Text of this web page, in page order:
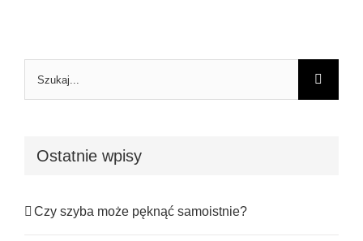
Szukaj
Ostatnie wpisy
Czy szyba może pęknąć samoistnie?